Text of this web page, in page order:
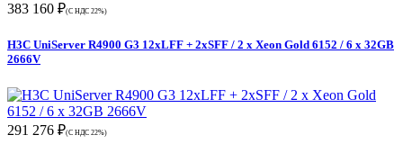
383 160 ₽(С НДС 22%)
H3C UniServer R4900 G3 12xLFF + 2xSFF / 2 x Xeon Gold 6152 / 6 x 32GB
2666V
291 276 ₽(С НДС 22%)